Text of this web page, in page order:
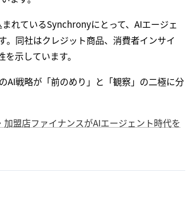
れているSynchronyにとって、AIエージェ
。同社はクレジット商品、消費者インサイ
示しています。
AI戦略が「前のめり」と「観察」の二極に分
盟店ファイナンスがAIエージェント時代を